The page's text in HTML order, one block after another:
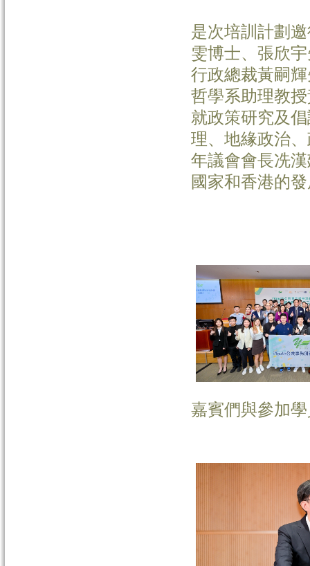
是次培訓計劃
雯博士、張欣
行政總裁黃嗣
哲學系助理教
就政策研究及
理、地緣政治
年議會會長冼
國家和香港的
嘉賓們與參加